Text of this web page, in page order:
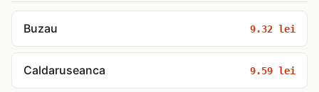
Buzau 9.32 lei
Caldaruseanca 9.59 lei